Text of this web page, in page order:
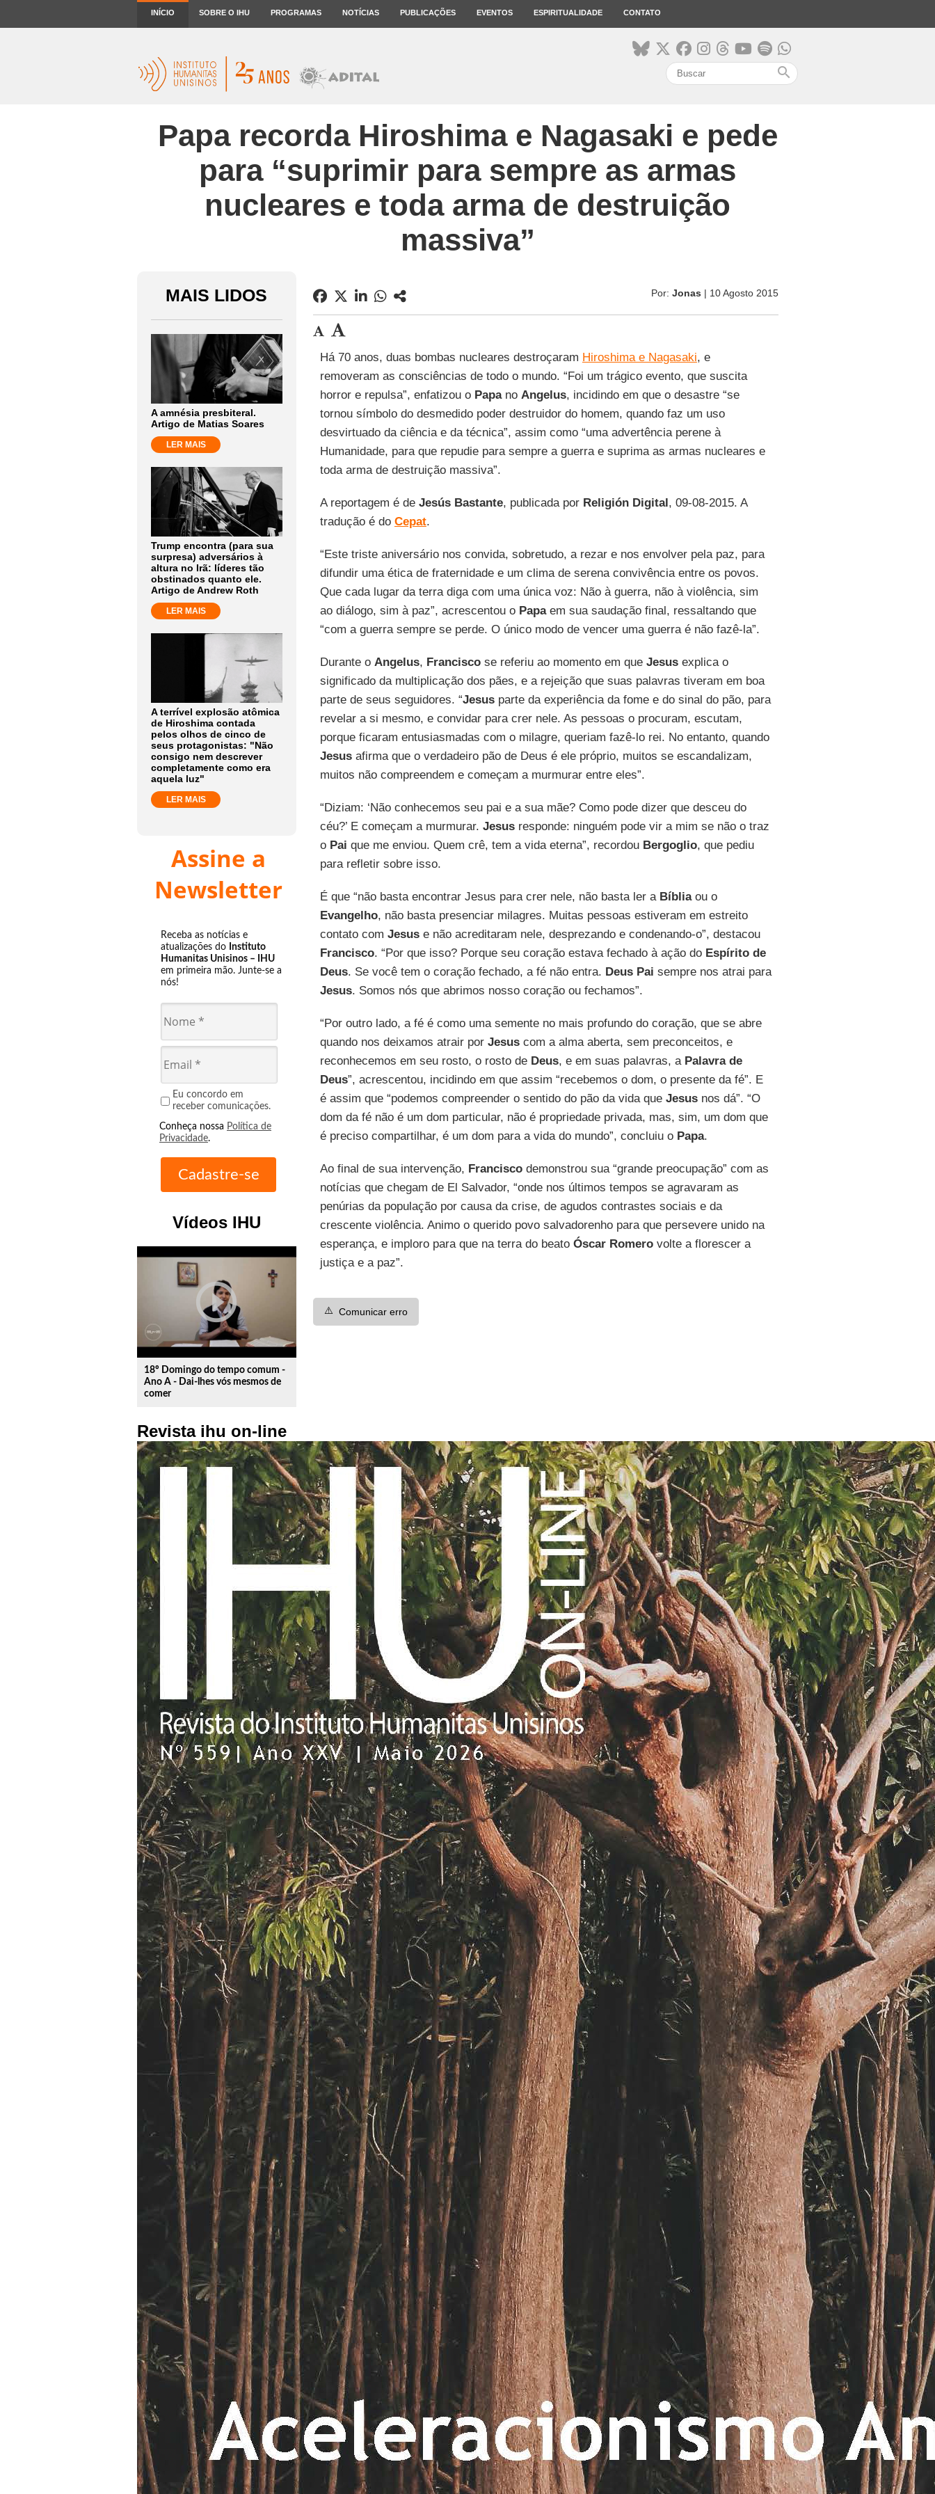
INÍCIO SOBRE O IHU PROGRAMAS NOTÍCIAS PUBLICAÇÕES EVENTOS ESPIRITUALIDADE CONTATO
search
Papa recorda Hiroshima e Nagasaki e pede
para “suprimir para sempre as armas
nucleares e toda arma de destruição
massiva”
MAIS LIDOS
A amnésia presbiteral.
Artigo de Matias Soares
LER MAIS
Trump encontra (para sua
surpresa) adversários à
altura no Irã: líderes tão
obstinados quanto ele.
Artigo de Andrew Roth
LER MAIS
A terrível explosão atômica
de Hiroshima contada
pelos olhos de cinco de
seus protagonistas: "Não
consigo nem descrever
completamente como era
aquela luz"
LER MAIS
Assine a
Newsletter
Receba as notícias e
atualizações do Instituto
Humanitas Unisinos – IHU
em primeira mão. Junte-se a
nós!
Eu concordo em
receber comunicações.
Conheça nossa Política de
Privacidade.
Vídeos IHU
play_circle_outline
18º Domingo do tempo comum -
Ano A - Dai-lhes vós mesmos de
comer
Revista ihu on-line
Por: Jonas | 10 Agosto 2015
Há 70 anos, duas bombas nucleares destroçaram Hiroshima e Nagasaki, e
removeram as consciências de todo o mundo. “Foi um trágico evento, que suscita
horror e repulsa”, enfatizou o Papano Angelus, incidindo em que o desastre “se
tornou símbolo do desmedido poder destruidor do homem, quando faz um uso
desvirtuado da ciência e da técnica”, assim como “uma advertência perene à
Humanidade, para que repudie para sempre a guerra e suprima as armas nucleares e
toda arma de destruição massiva”.
A reportagem é de Jesús Bastante, publicada por Religión Digital, 09-08-2015. A
tradução é do Cepat.
“Este triste aniversário nos convida, sobretudo, a rezar e nos envolver pela paz, para
difundir uma ética de fraternidade e um clima de serena convivência entre os povos.
Que cada lugar da terra diga com uma única voz: Não à guerra, não à violência, sim
ao diálogo, sim à paz”, acrescentou o Papaem sua saudação final, ressaltando que
“com a guerra sempre se perde. O único modo de vencer uma guerra é não fazê-la”.
Durante o Angelus, Franciscose referiu ao momento em que Jesusexplica o
significado da multiplicação dos pães, e a rejeição que suas palavras tiveram em boa
parte de seus seguidores. “Jesusparte da experiência da fome e do sinal do pão, para
revelar a si mesmo, e convidar para crer nele. As pessoas o procuram, escutam,
porque ficaram entusiasmadas com o milagre, queriam fazê-lo rei. No entanto, quando
Jesusafirma que o verdadeiro pão de Deus é ele próprio, muitos se escandalizam,
muitos não compreendem e começam a murmurar entre eles”.
“Diziam: ‘Não conhecemos seu pai e a sua mãe? Como pode dizer que desceu do
céu?’ E começam a murmurar. Jesusresponde: ninguém pode vir a mim se não o traz
o Pai que me enviou. Quem crê, tem a vida eterna”, recordou Bergoglio, que pediu
para refletir sobre isso.
É que “não basta encontrar Jesus para crer nele, não basta ler a Bíbliaou o
Evangelho, não basta presenciar milagres. Muitas pessoas estiveram em estreito
contato com Jesuse não acreditaram nele, desprezando e condenando-o”, destacou
Francisco. “Por que isso? Porque seu coração estava fechado à ação do Espírito de
Deus. Se você tem o coração fechado, a fé não entra. Deus Pai sempre nos atrai para
Jesus. Somos nós que abrimos nosso coração ou fechamos”.
“Por outro lado, a fé é como uma semente no mais profundo do coração, que se abre
quando nos deixamos atrair por Jesuscom a alma aberta, sem preconceitos, e
reconhecemos em seu rosto, o rosto de Deus, e em suas palavras, a Palavra de
Deus”, acrescentou, incidindo em que assim “recebemos o dom, o presente da fé”. E
é assim que “podemos compreender o sentido do pão da vida que Jesusnos dá”. “O
dom da fé não é um dom particular, não é propriedade privada, mas, sim, um dom que
é preciso compartilhar, é um dom para a vida do mundo”, concluiu o Papa.
Ao final de sua intervenção, Franciscodemonstrou sua “grande preocupação” com as
notícias que chegam de El Salvador, “onde nos últimos tempos se agravaram as
penúrias da população por causa da crise, de agudos contrastes sociais e da
crescente violência. Animo o querido povo salvadorenho para que persevere unido na
esperança, e imploro para que na terra do beato Óscar Romerovolte a florescer a
justiça e a paz”.
⚠️ Comunicar erro